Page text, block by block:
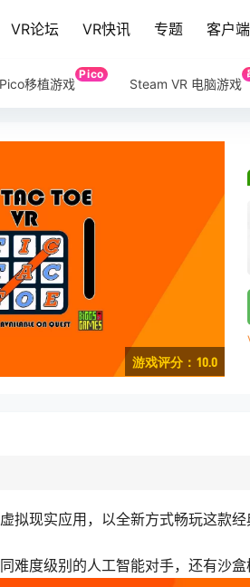
VR论坛 VR快讯 专题 客户
Pico移植游戏
Pico
Steam VR 电脑游戏
游戏评分：10.0
拟现实应用，以全新方式畅玩这款
难度级别的人工智能对手，还有沙